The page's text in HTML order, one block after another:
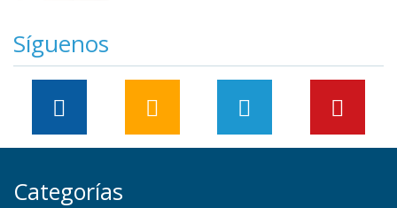
Síguenos
Categorías